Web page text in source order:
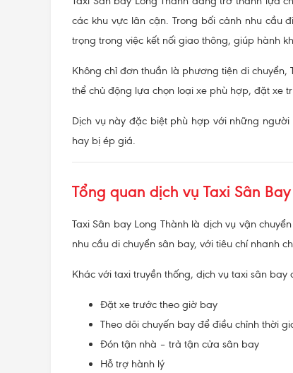
các khu vực lân cận. Trong bối cảnh nhu cầu
trọng trong việc kết nối giao thông, giúp hành
Không chỉ đơn thuần là phương tiện di
thể chủ động lựa chọn loại xe phù hợp, đặt xe
Dịch vụ này đặc biệt phù hợp với những
hay bị ép giá.
Tổng quan dịch vụ Taxi Sân
Taxi Sân bay Long Thành là dịch vụ vận
nhu cầu di chuyển sân bay, với tiêu chí nhanh
Khác với taxi truyền thống, dịch vụ taxi sân
Đặt xe trước theo giờ bay
Theo dõi chuyến bay để điều chỉnh thời
Đón tận nhà – trả tận cửa sân bay
Hỗ trợ hành lý